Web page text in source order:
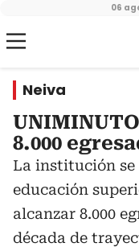
06
Neiva
8.000
La institución se
educación
alcanzar 8.000
década de